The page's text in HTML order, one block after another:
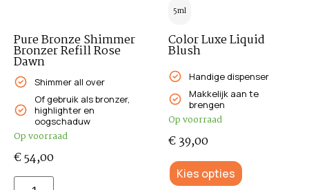
Pure Bronze Shimmer
Bronzer Refill Rose
Dawn
Shimmer all over
Of gebruik als bronzer,
highlighter en
oogschaduw
Op voorraad
€54,00
5ml
Color Luxe Liquid
Blush
Handige dispenser
Makkelijk aan te
brengen
Op voorraad
€39,00
Kies opties